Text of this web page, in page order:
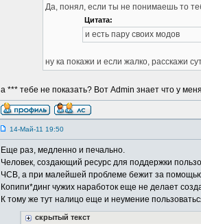
Да, понял, если ты не понимаешь то
Цитата:
и есть пару своих модов
ну ка покажи и если жалко, расскажи
а *** тебе не показать? Вот Admin знает что у
14-Май-11 19:50
Еще раз, медленно и печально.
Человек, создающий ресурс для поддержки
ЧСВ, а при малейшей проблеме бежит за
Копипи*динг чужих наработок еще не делает
К тому же тут налицо еще и неумение
скрытый текст